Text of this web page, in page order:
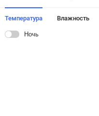
Температура Влажность
Ночь